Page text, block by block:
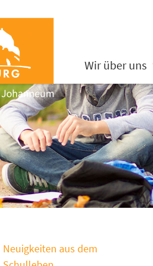
Wir über uns
Neuigkeiten aus dem